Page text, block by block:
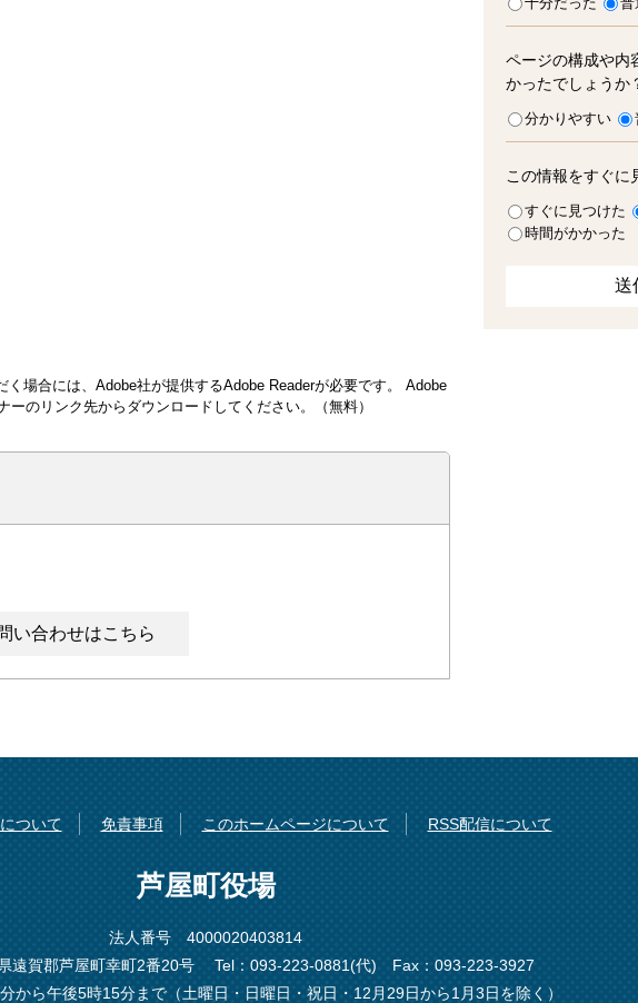
場合には、Adobe社が提供するAdobe Readerが必要です。
Adobe
ーのリンク先からダウンロードしてください。（無料）
い合わせはこちら
ページの構成や内
かったでしょうか
分かりやすい
この情報をすぐに
すぐに見つけた
時間がかかった
ついて 免責事項 このホームページについて RSS配信について
芦屋町役場
法人番号 4000020403814
遠賀郡芦屋町幸町2番20号
Tel：093-223-0881(代)
Fax：093-223-3927
から午後5時15分まで（土曜日・日曜日・祝日・12月29日から1月3日を除く）